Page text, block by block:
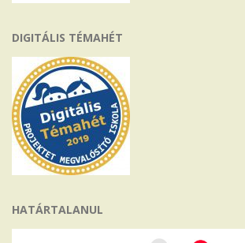
DIGITÁLIS TÉMAHÉT
HATÁRTALANUL